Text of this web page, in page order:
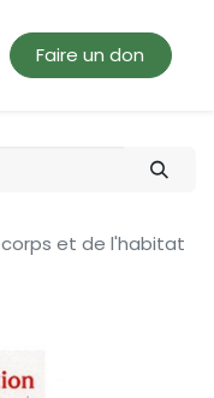
Faire un don
et de l'habitat